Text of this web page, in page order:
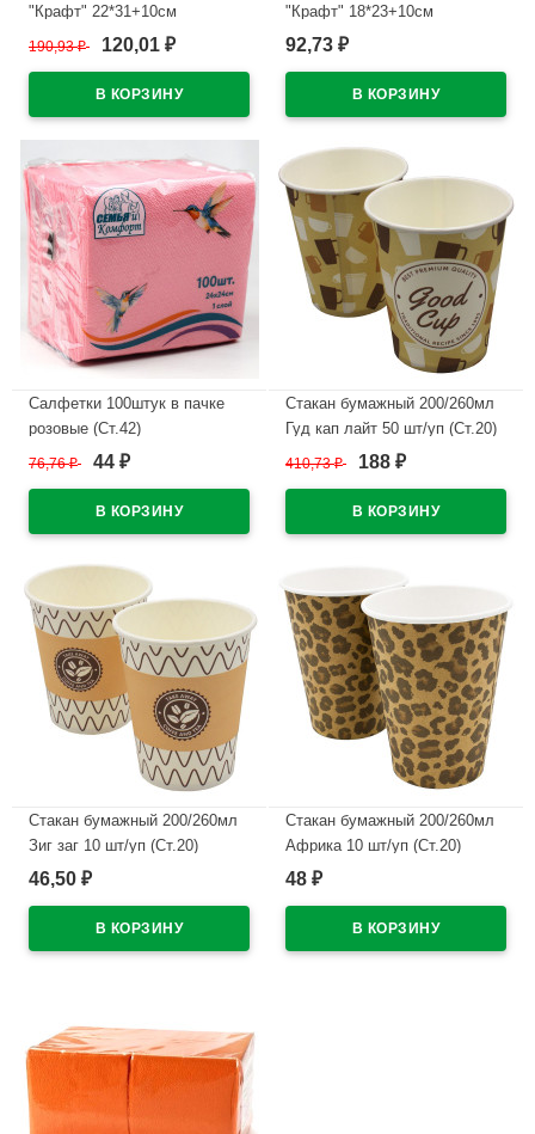
"Крафт" 22*31+10см
арт.ПБР59235
190,93₽ 120,01 ₽
"Крафт" 18*23+10см
арт.ПБР62447
92,73 ₽
Салфетки 100штук в пачке
розовые (Ст.42)
В наличии
76,76₽ 44 ₽
Стакан бумажный 200/260мл
Гуд кап лайт 50 шт/уп (Ст.20)
В наличии
410,73₽ 188 ₽
Стакан бумажный 200/260мл
Зиг заг 10 шт/уп (Ст.20)
крышка 446984,446985 ДЛЯ
46,50 ₽
Стакан бумажный 200/260мл
Африка 10 шт/уп (Ст.20)
крышка 446984,446985 ДЛЯ
48 ₽